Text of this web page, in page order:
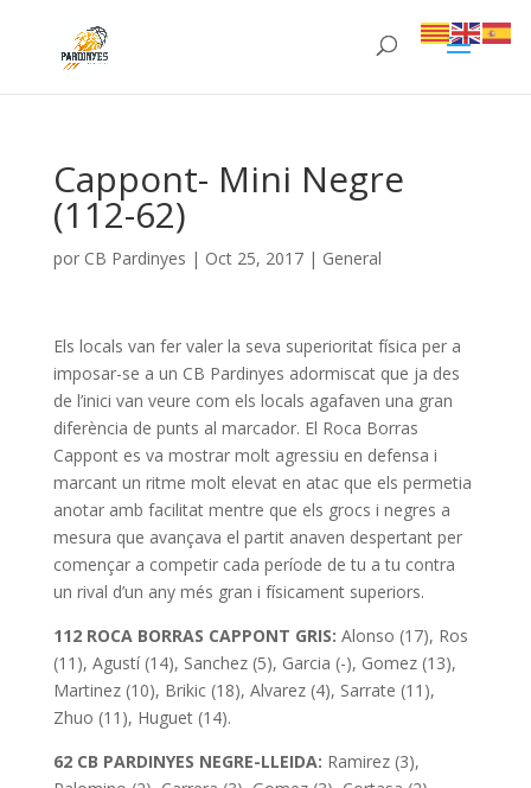
Cappont- Mini Negre
(112-62)
por CB Pardinyes | Oct 25, 2017| General
Els locals van fer valer la seva superioritat física per a
imposar-se a un CB Pardinyes adormiscat que ja des
de l’inici van veure com els locals agafaven una gran
diferència de punts al marcador. El Roca Borras
Cappont es va mostrar molt agressiu en defensa i
marcant un ritme molt elevat en atac que els permetia
anotar amb facilitat mentre que els grocs i negres a
mesura que avançava el partit anaven despertant per
començar a competir cada període de tu a tu contra
un rival d’un any més gran i físicament superiors.
112 ROCA BORRAS CAPPONT GRIS: Alonso (17), Ros
(11), Agustí (14), Sanchez (5), Garcia (-), Gomez (13),
Martinez (10), Brikic (18), Alvarez (4), Sarrate (11),
Zhuo (11), Huguet (14).
62 CB PARDINYES NEGRE-LLEIDA: Ramirez (3),